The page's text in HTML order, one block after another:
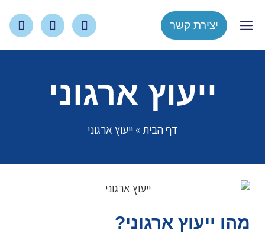
יצירת קשר
ייעוץ ארגוני
דף הבית » ייעוץ ארגוני
מהו ייעוץ ארגוני?